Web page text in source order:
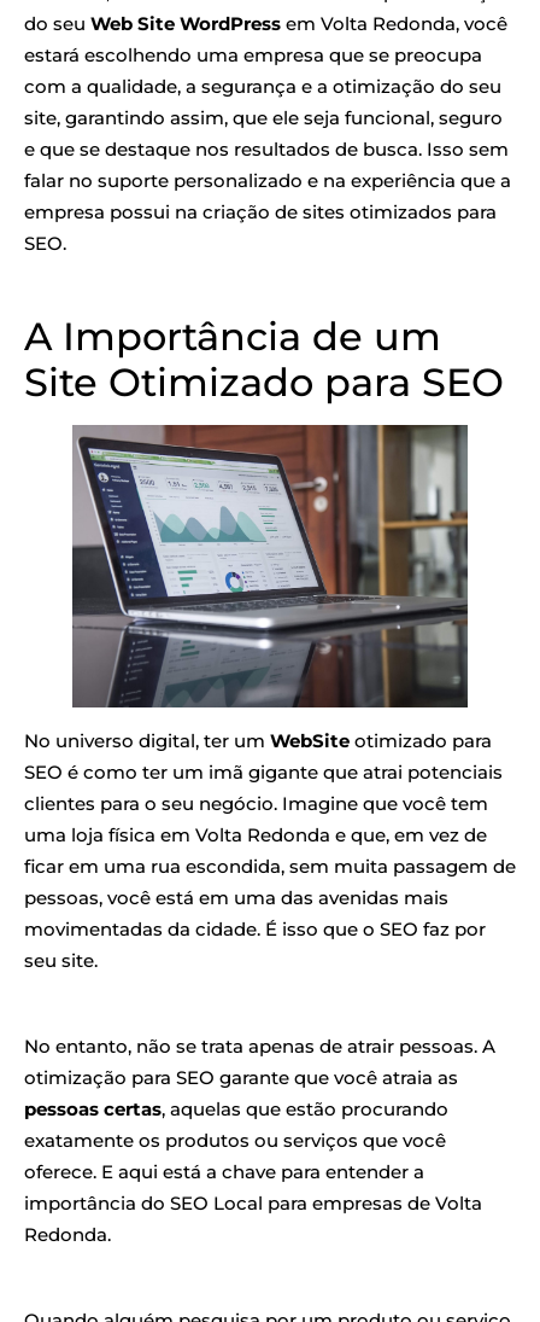
do seu Web Site WordPress em Volta Redonda, você
estará escolhendo uma empresa que se preocupa
com a qualidade, a segurança e a otimização do seu
site, garantindo assim, que ele seja funcional, seguro
e que se destaque nos resultados de busca. Isso sem
falar no suporte personalizado e na experiência que a
empresa possui na criação de sites otimizados para
SEO.
A Importância de um
Site Otimizado para SEO
No universo digital, ter um WebSite otimizado para
SEO é como ter um imã gigante que atrai potenciais
clientes para o seu negócio. Imagine que você tem
uma loja física em Volta Redonda e que, em vez de
ficar em uma rua escondida, sem muita passagem de
pessoas, você está em uma das avenidas mais
movimentadas da cidade. É isso que o SEO faz por
seu site.
No entanto, não se trata apenas de atrair pessoas. A
otimização para SEO garante que você atraia as
pessoas certas, aquelas que estão procurando
exatamente os produtos ou serviços que você
oferece. E aqui está a chave para entender a
importância do SEO Local para empresas de Volta
Redonda.